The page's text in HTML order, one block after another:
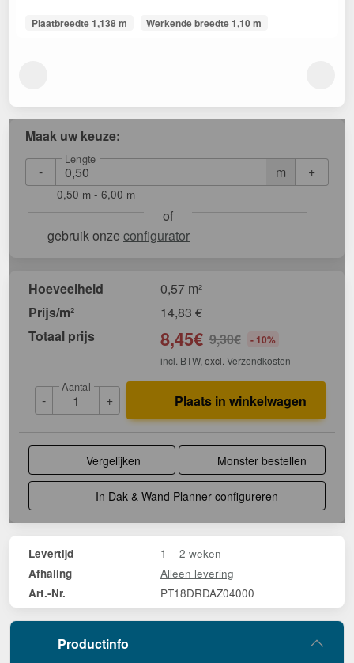
Plaatbreedte 1,138 m Werkende breedte 1,10 m
Maak uw keuze:
-
m
Lengte
+
0,50 m - 6,00 m
of
gebruik onze configurator
Hoeveelheid
0,57 m²
Prijs/m²
14,83 €
Totaal prijs
8,45€ 9,30€ - 10%
incl. BTW, excl. Verzendkosten
-
Aantal
+ Plaats in winkelwagen
Vergelijken Monster bestellen
In Dak & Wand Planner configureren
Levertijd 1 – 2 weken
Afhaling Alleen levering
Art.-Nr. PT18DRDAZ04000
Productinfo